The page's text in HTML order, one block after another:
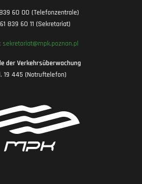
60 00 (Telefonzentrale)
839 60 11 (Sekretariat)
sekretariat@mpk.poznan.pl
der Verkehrsüberwachung
19 445 (Notruftelefon)